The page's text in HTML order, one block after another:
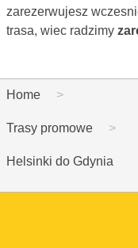
zarezerwujesz
trasa, wiec radzimy
Home
Trasy promowe
Helsinki do Gdynia